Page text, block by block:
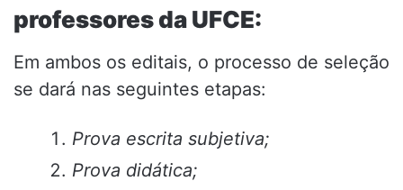
professores da UFCE:
Em ambos os editais, o processo de seleção
se dará nas seguintes etapas:
Prova escrita subjetiva;
Prova didática;